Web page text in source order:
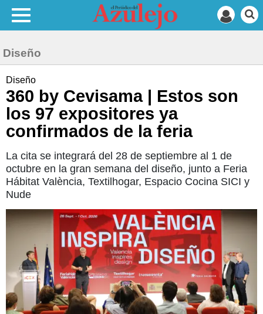
Diseño
Diseño
360 by Cevisama | Estos son
los 97 expositores ya
confirmados de la feria
La cita se integrará del 28 de septiembre al 1 de
octubre en la gran semana del diseño, junto a Feria
Hábitat València, Textilhogar, Espacio Cocina SICI y
Nude